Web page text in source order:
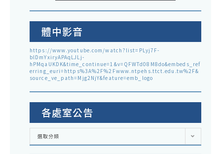
體中影音
https://www.youtube.com/watch?list=PLyj7F-
blDmYxiryAPAqLJLj-
hPMqaUKDK&time_continue=1&v=QFWTd08M8do&embeds_ref
erring_euri=https%3A%2F%2Fwww.ntpehs.ttct.edu.tw%2F&
source_ve_path=Mjg2NjY&feature=emb_logo
各處室公告
各
室
選取分類